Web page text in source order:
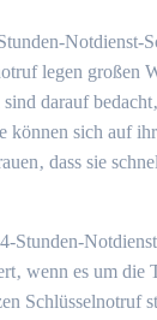
Notdienst-
legen großen
darauf
können sich auf
dass sie
Stunden-
wenn es um
Schlüsselnotruf